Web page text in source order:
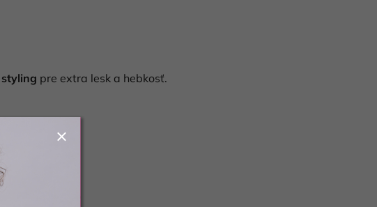
pre extra lesk a hebkosť.